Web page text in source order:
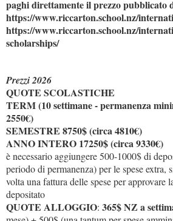
paghi direttamente il prezzo pubblicato
https://www.riccarton.school.nz/
https://www.riccarton.school.nz/
scholarships/
Prezzi 2026
QUOTE SCOLASTICHE
TERM (10 settimane - permanenza
2550€)
SEMESTRE 8750$ (circa 4810€)
ANNO INTERO 17250$ (circa 9330€)
è necessario aggiungere 500-1000$ di
periodo di permanenza) per le spese extra,
volta una fattura delle spese per approvare
depositato
QUOTE ALLOGGIO: 365$ NZ a